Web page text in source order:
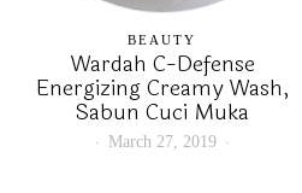
BEAUTY
Wardah C-Defense
Energizing Creamy Wash,
Sabun Cuci Muka
March 27, 2019